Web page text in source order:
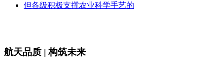
但各级积极支撑农业科学手艺的
航天品质 | 构筑未来